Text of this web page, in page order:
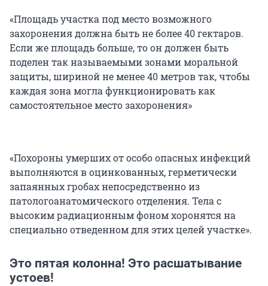
«Площадь участка под место возможного
захоронения должна быть не более 40 гектаров.
Если же площадь больше, то он должен быть
поделен так называемыми зонами моральной
защиты, шириной не менее 40 метров так, чтобы
каждая зона могла функционировать как
самостоятельное место захоронения»
«Похороны умерших от особо опасных инфекций
выполняются в оцинкованных, герметически
запаянных гробах непосредственно из
патологоанатомического отделения. Тела с
высоким радиационным фоном хоронятся на
специально отведенном для этих целей участке».
Это пятая колонна! Это расшатывание
устоев!